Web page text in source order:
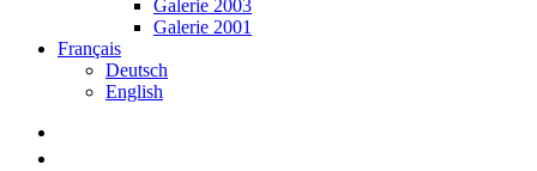
Galerie 2003
Galerie 2001
Français
Deutsch
English